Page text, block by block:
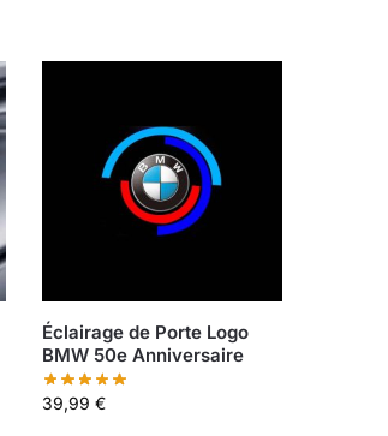
Éclairage de Porte Logo
BMW 50e Anniversaire
39,99€